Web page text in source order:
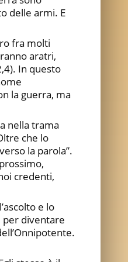
delle armi. E
fra molti
aratri,
In questo
la guerra, ma
nella trama
che lo
la parola”.
credenti,
e lo
per diventare